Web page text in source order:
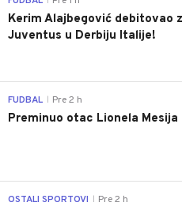
Kerim Alajbegović debitovao
Juventus u Derbiju Italije!
FUDBAL Pre 2 h
Preminuo otac Lionela Mesija
OSTALI SPORTOVI Pre 2 h